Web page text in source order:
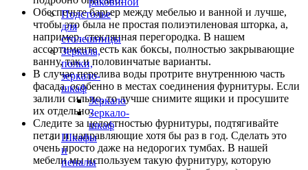
Подстолье
для
столешницы
Зеркала,
полки,
зеркало-
шкаф
Зеркало
Зеркало-
шкаф
Шкафы
и
пеналы
Обеспечьте барьер между мебелью и ванной и лучше,
чтобы это была не простая полиэтиленовая шторка, а,
например, стеклянная перегородка. В нашем
ассортименте есть как боксы, полностью закрывающие
ванну, так и половинчатые варианты.
В случае перелива воды протрите внутреннюю часть
фасада. особенно в местах соединения фурнитуры. Если
залили сильно, то лучше снимите ящики и просушите
их отдельно.
Следите за целостностью фурнитуры, подтягивайте
петли и направляющие хотя бы раз в год. Сделать это
очень просто даже на недорогих тумбах. В нашей
мебели мы используем такую фурнитуру, которую